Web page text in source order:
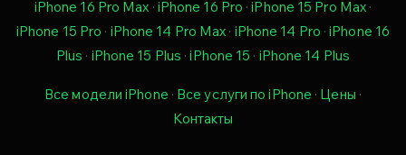
iPhone 16 Pro Max · iPhone 16 Pro ·iPhone 15 Pro Max ·
iPhone 15 Pro · iPhone 14 Pro Max · iPhone 14 Pro ·iPhone 16
Plus · iPhone 15 Plus ·iPhone 15 · iPhone 14 Plus
Все модели iPhone · Все услуги по iPhone · Цены ·
Контакты